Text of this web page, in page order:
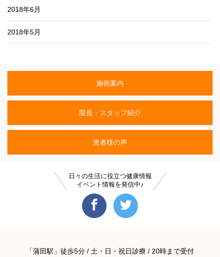
2018年6月
2018年5月
施術案内
院長・スタッフ紹介
患者様の声
日々の生活に役立つ健康情報
イベント情報を発信中♪
「蒲田駅」徒歩5分 / 土・日・祝日診療 / 20時まで受付